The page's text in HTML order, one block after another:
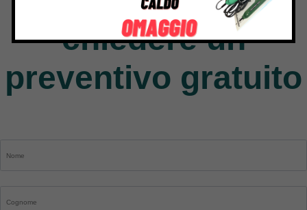
chiedere un
preventivo gratuito